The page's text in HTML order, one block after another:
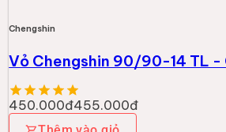
Chengshin
Vỏ Chengshin 90/90-14 TL -
450.000đ455.000đ